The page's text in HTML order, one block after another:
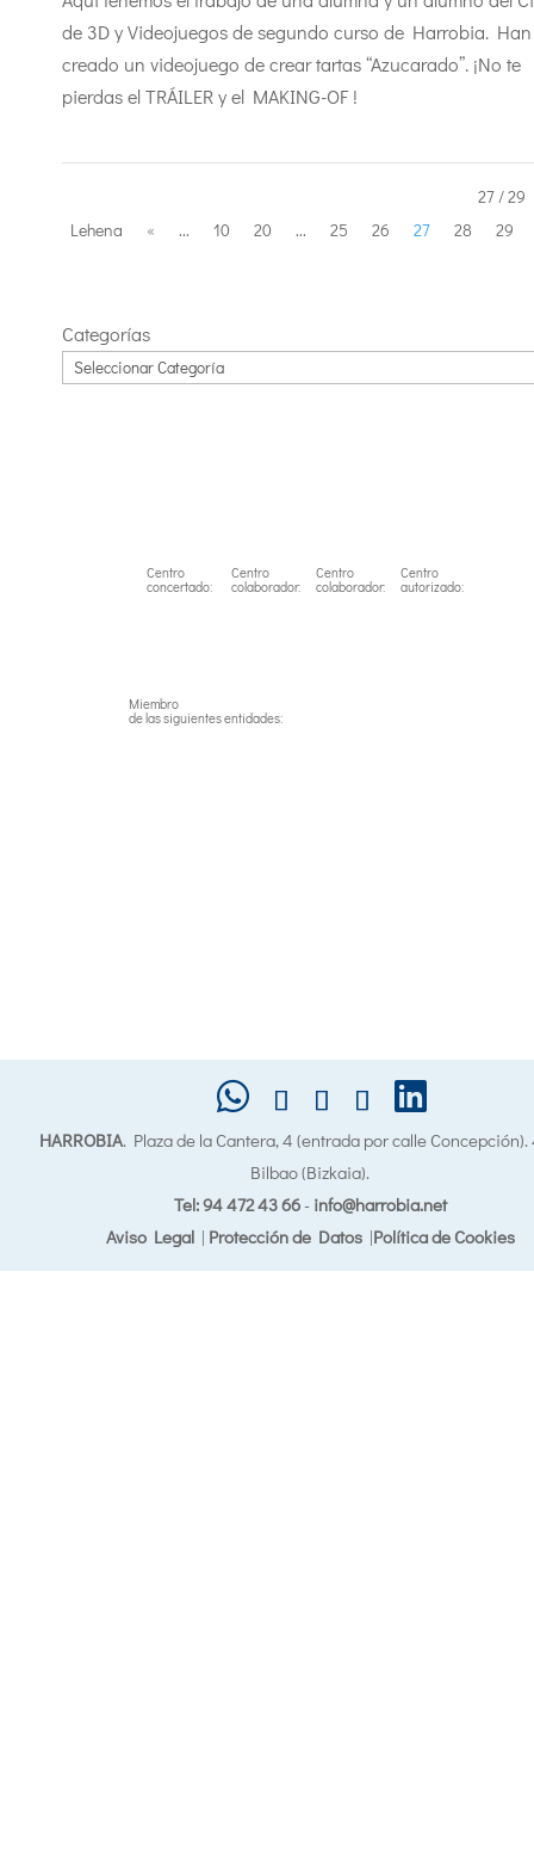
de 3D y Videojuegos de segundo curso de Harrobia. Han
creado un videojuego de crear tartas “Azucarado”. ¡No te
pierdas el TRÁILER y el MAKING-OF !
27 / 29
Lehena
« ... 10 20 ... 25 26 27 28 29
Categorías
Centro
concertado:
Centro
colaborador:
Centro
colaborador:
Centro
autorizado:
Miembro
de las siguientes entidades:
HARROBIA. Plaza de la Cantera, 4 (entrada por calle
Bilbao (Bizkaia).
Tel: 94 472 43 66- info@harrobia.net
Aviso Legal| Protección de Datos|Política de Cookies